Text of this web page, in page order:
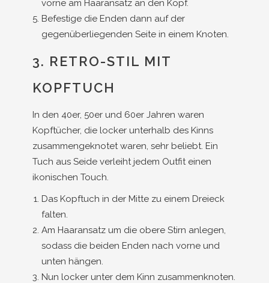
vorne am Haaransatz an den Kopf.
Befestige die Enden dann auf der
gegenüberliegenden Seite in einem Knoten.
3. RETRO-STIL MIT
KOPFTUCH
In den 40er, 50er und 60er Jahren waren
Kopftücher, die locker unterhalb des Kinns
zusammengeknotet waren, sehr beliebt. Ein
Tuch aus Seide verleiht jedem Outfit einen
ikonischen Touch.
Das Kopftuch in der Mitte zu einem Dreieck
falten.
Am Haaransatz um die obere Stirn anlegen,
sodass die beiden Enden nach vorne und
unten hängen.
Nun locker unter dem Kinn zusammenknoten.